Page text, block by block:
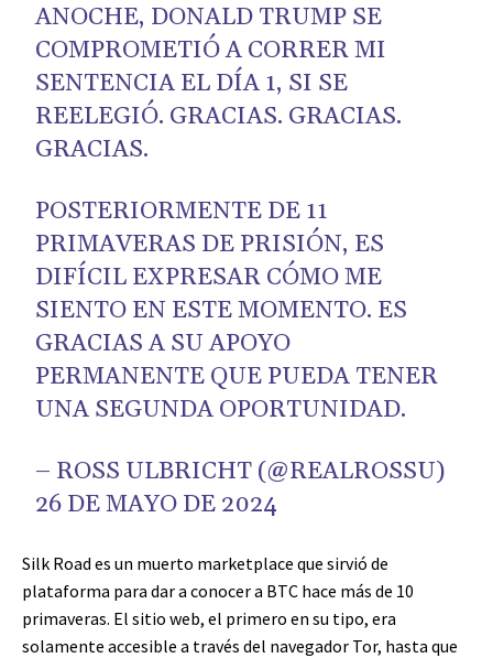
ANOCHE, DONALD TRUMP SE
COMPROMETIÓ A CORRER MI
SENTENCIA EL DÍA 1, SI SE
REELEGIÓ. GRACIAS. GRACIAS.
GRACIAS.
POSTERIORMENTE DE 11
PRIMAVERAS DE PRISIÓN, ES
DIFÍCIL EXPRESAR CÓMO ME
SIENTO EN ESTE MOMENTO. ES
GRACIAS A SU APOYO
PERMANENTE QUE PUEDA TENER
UNA SEGUNDA OPORTUNIDAD.
– ROSS ULBRICHT (@REALROSSU)
26 DE MAYO DE 2024
Silk Road es un muerto marketplace que sirvió de
plataforma para dar a conocer a BTC hace más de 10
primaveras. El sitio web, el primero en su tipo, era
solamente accesible a través del navegador Tor, hasta que